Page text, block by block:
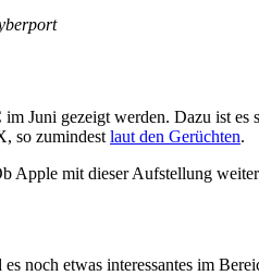
Juni gezeigt werden. Dazu ist es
so zumindest laut den Gerüchten.
Apple mit dieser Aufstellung
noch etwas interessantes im